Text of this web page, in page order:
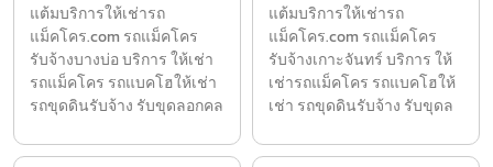
แต้มบริการให้เช่ารถ
แม็คโคร.com รถแม็คโคร
รับจ้างบางบ่อ บริการ ให้เช่า
รถแม็คโคร รถแบคโฮให้เช่า
รถขุดดินรับจ้าง รับขุดลอกคล
แต้มบริการให้เช่ารถ
แม็คโคร.com รถแม็คโคร
รับจ้างเกาะจันทร์ บริการ ให้
เช่ารถแม็คโคร รถแบคโฮให้
เช่า รถขุดดินรับจ้าง รับขุดล